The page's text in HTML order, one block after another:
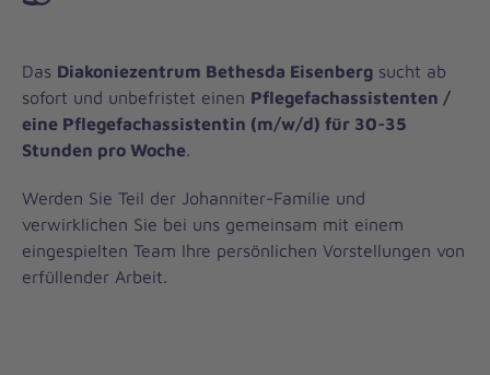
Das Diakoniezentrum Bethesda Eisenberg sucht ab
sofort und unbefristet einen Pflegefachassistenten /
eine Pflegefachassistentin (m/w/d) für 30-35
Stunden pro Woche.
Werden Sie Teil der Johanniter-Familie und
verwirklichen Sie bei uns gemeinsam mit einem
eingespielten Team Ihre persönlichen Vorstellungen von
erfüllender Arbeit.